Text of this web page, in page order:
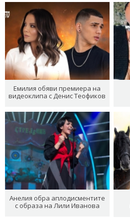
Емилия обяви премиера на
видеоклипа с Денис Теофиков
Анелия обра аплодисментите
с образа на Лили Иванова